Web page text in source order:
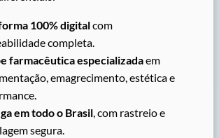
100% digitalcom
completa.
farmacêutica especializadaem
emagrecimento, estética e
em todo o Brasil, com rastreio e
segura.